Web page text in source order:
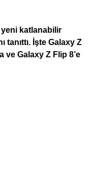
katlanabilir
tanıttı. İşte Galaxy Z
ve Galaxy Z Flip 8’e